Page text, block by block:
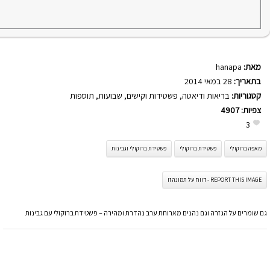
מאת: hanapa
בתאריך:
קטגוריות: בריאות ודיאטה, פשטידות וקישים, שבועות, תוספות
צפיות:4907
3
מאפה ברוקולי פשטידת ברוקולי פשטידת ברוקולי וגבינות
REPORT THIS IMAGE - דווח על תמונה זו
גם שומרים על הגזרה וגם נהנים מארוחת ערב נהדרת ומהירה – פשטידת ברוקולי עם גבינות